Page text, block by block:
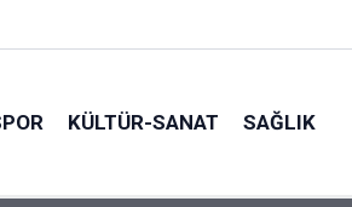
KÜLTÜR-SANAT SAĞLIK